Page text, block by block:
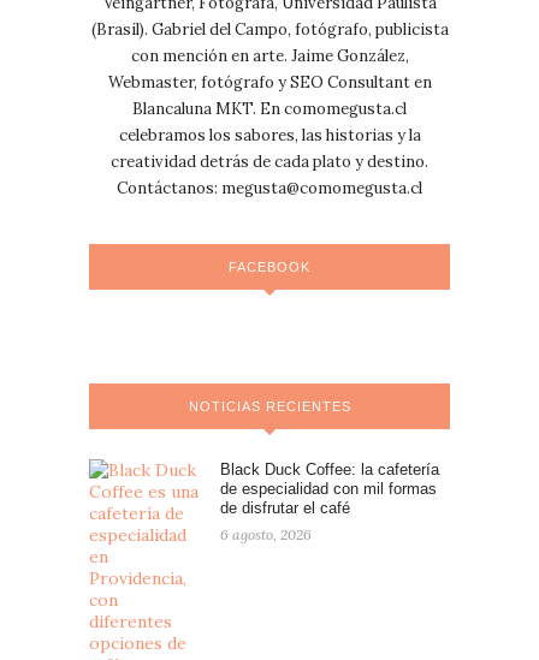
(Brasil). Gabriel del Campo, fotógrafo, publicista
con mención en arte. Jaime González,
Webmaster, fotógrafo y SEO Consultant en
Blancaluna MKT. En comomegusta.cl
celebramos los sabores, las historias y la
creatividad detrás de cada plato y destino.
Contáctanos: megusta@comomegusta.cl
FACEBOOK
NOTICIAS RECIENTES
Black Duck Coffee: la cafetería
de especialidad con mil formas
de disfrutar el café
6 agosto, 2026